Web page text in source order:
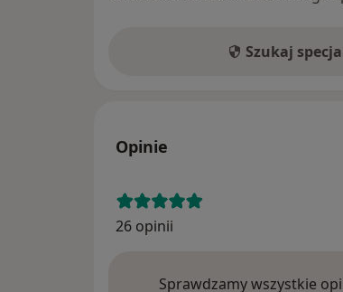
Szukaj
Opinie
26 opinii
Sprawdzamy wszystkie